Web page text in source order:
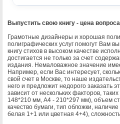
Ценники
Этикетки
Выпустить свою книгу - цена вопроса
Грамотные дизайнеры и хорошая
полиграфических услуг помогут Вам
книгу стихов в высоком качестве
достигается не только за счет
издания. Немаловажное значение
Например, если Вас интересует,
свой счет в Москве, то наше
него и предложит недорого заказать
зависит от нескольких факторов,
148*210 мм, А4 - 210*297 мм), объем
качество бумаги, тип обложки,
белая 1+1 или цветная 4+4),